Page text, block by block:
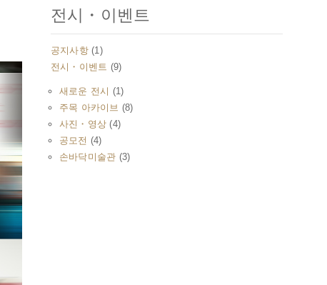
전시・이벤트
공지사항(1)
전시・이벤트 (9)
새로운 전시 (1)
주목 아카이브 (8)
사진・영상 (4)
공모전 (4)
손바닥미술관 (3)